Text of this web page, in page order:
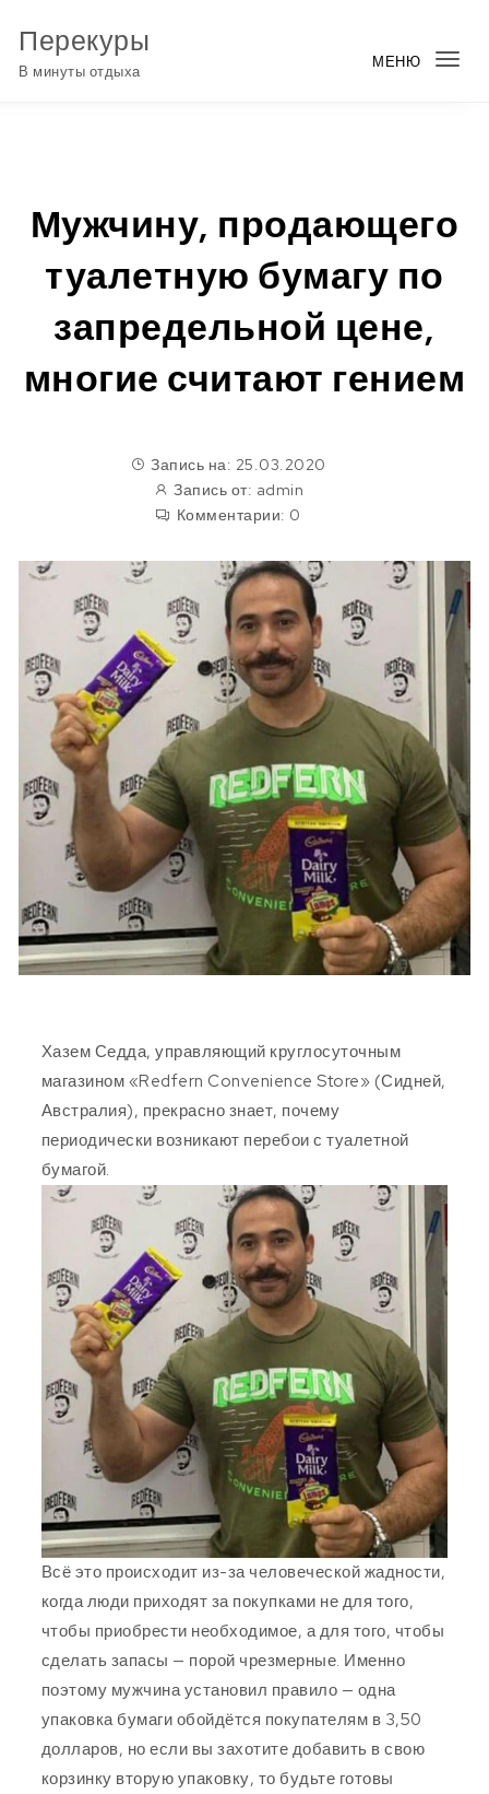
Перекуры
В минуты отдыха
МЕНЮ
Мужчину, продающего
туалетную бумагу по
запредельной цене,
многие считают гением
Запись на: 25.03.2020
Запись от: admin
Комментарии: 0
Хазем Седда, управляющий круглосуточным
магазином «Redfern Convenience Store» (Сидней,
Австралия), прекрасно знает, почему
периодически возникают перебои с туалетной
бумагой.
Всё это происходит из-за человеческой жадности,
когда люди приходят за покупками не для того,
чтобы приобрести необходимое, а для того, чтобы
сделать запасы — порой чрезмерные. Именно
поэтому мужчина установил правило — одна
упаковка бумаги обойдётся покупателям в 3,50
долларов, но если вы захотите добавить в свою
корзинку вторую упаковку, то будьте готовы